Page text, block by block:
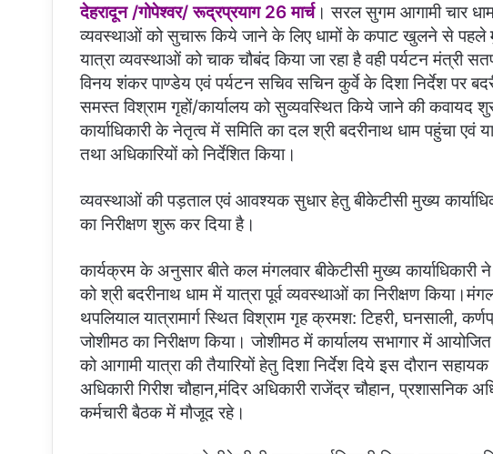
देहरादून /गोपेश्वर/ रूद्रप्रयाग 26 मार्च। सरल सुगम आगामी चार
व्यवस्थाओं को सुचारू किये जाने के लिए धामों के कपाट खुलने से पहले
यात्रा व्यवस्थाओं को चाक चौबंद किया जा रहा है वही पर्यटन मंत्री
विनय शंकर पाण्डेय एवं पर्यटन सचिव सचिन कुर्वे के दिशा निर्देश पर
समस्त विश्राम गृहों/कार्यालय को सुव्यवस्थित किये जाने की कवायद
कार्याधिकारी के नेतृत्व में समिति का दल श्री बदरीनाथ धाम पहुंचा
तथा अधिकारियों को निर्देशित किया।
व्यवस्थाओं की पड़ताल एवं आवश्यक सुधार हेतु बीकेटीसी मुख्य
का निरीक्षण शुरू कर दिया है।
कार्यक्रम के अनुसार बीते कल मंगलवार बीकेटीसी मुख्य
को श्री बदरीनाथ धाम में यात्रा पूर्व व्यवस्थाओं का निरीक्षण
थपलियाल यात्रामार्ग स्थित विश्राम गृह क्रमश: टिहरी, घनसाली,
जोशीमठ का निरीक्षण किया। जोशीमठ में कार्यालय सभागार में
को आगामी यात्रा की तैयारियों हेतु दिशा निर्देश दिये इस दौरान
अधिकारी गिरीश चौहान,मंदिर अधिकारी राजेंद्र चौहान, प्रशासनिक
कर्मचारी बैठक में मौजूद रहे।